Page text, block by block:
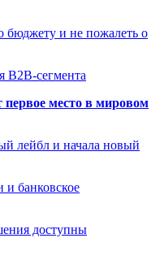
бюджету и не пожалеть о
B2B-сегмента
место в мировом
лейбл и начала новый
и банковское
доступны